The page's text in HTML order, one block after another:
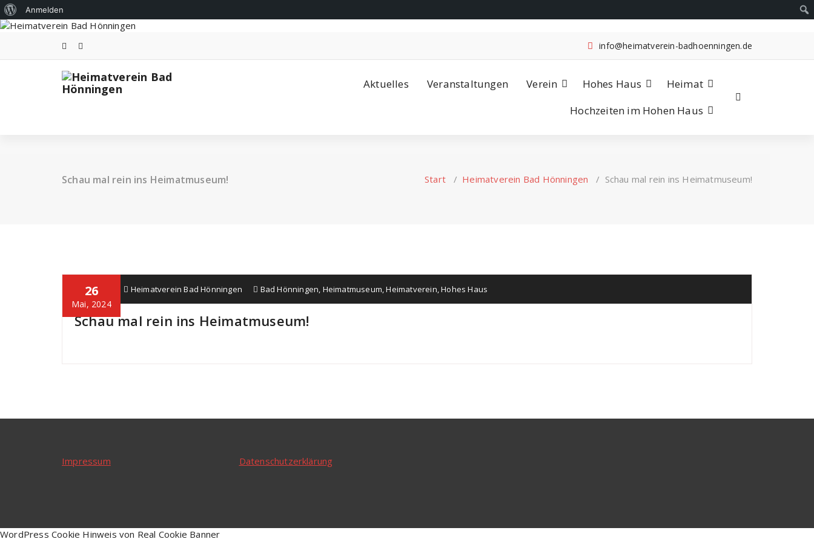
Über
WordPress
Anmelden
Zum
info@heimatverein-badhoenningen.de
Aktuelles Veranstaltungen Verein Hohes Haus
Heimat
Hochzeiten im Hohen Haus
Schau mal rein ins Heimatmuseum! Start/ Heimatverein Bad Hönningen / Schau mal rein ins Heimatmuseum!
26
Mai, 2024
Alice Job Heimatverein Bad Hönningen Bad Hönningen, Heimatmuseum,Heimatverein,Hohes Haus
Schau mal rein ins Heimatmuseum!
Impressum Datenschutzerklärung
WordPress Cookie Hinweis von Real Cookie Banner